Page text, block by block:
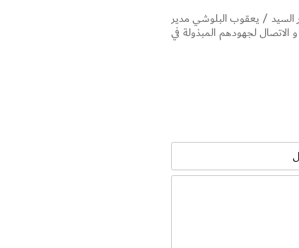
السيد / يعقوب البلوشي مدير
لجهودهم المبذولة في